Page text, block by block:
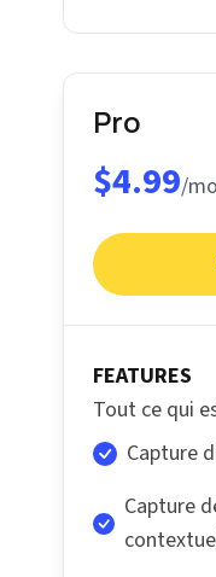
Pro
$4.99/mo
FEATURES
Tout ce qui
Capture
Capture